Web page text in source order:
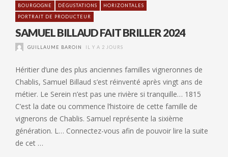
BOURGOGNE DÉGUSTATIONS
HORIZONTALES
PORTRAIT DE PRODUCTEUR
SAMUEL BILLAUD FAIT BRILLER 2024
GUILLAUME BAROIN IL Y A 2 JOURS
Héritier d’une des plus anciennes familles vigneronnes de
Chablis, Samuel Billaud s’est réinventé après vingt ans de
métier. Le Serein n’est pas une rivière si tranquille… 1815
C’est la date ou commence l’histoire de cette famille de
vignerons de Chablis. Samuel représente la sixième
génération. L… Connectez-vous afin de pouvoir lire la suite
de cet …